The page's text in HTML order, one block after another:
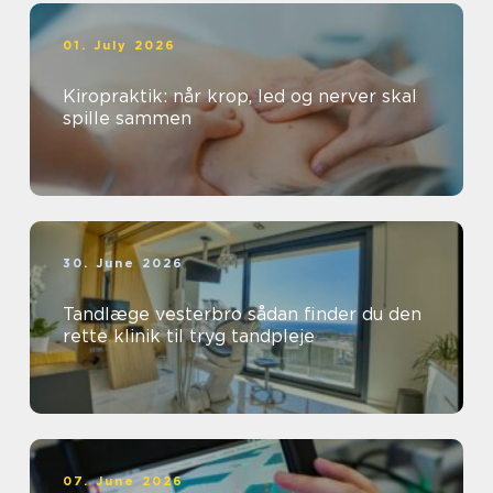
01. July 2026
Kiropraktik: når krop, led og nerver skal
spille sammen
30. June 2026
Tandlæge vesterbro sådan finder du den
rette klinik til tryg tandpleje
07. June 2026